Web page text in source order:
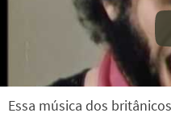
Essa música dos